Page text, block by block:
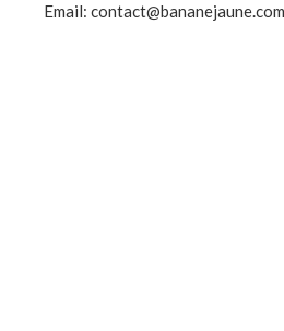
Email: contact@bananejaune.com